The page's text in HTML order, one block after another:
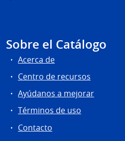
Sobre el Catálogo
Acerca de
Centro de recursos
Ayúdanos a mejorar
Términos de uso
Contacto